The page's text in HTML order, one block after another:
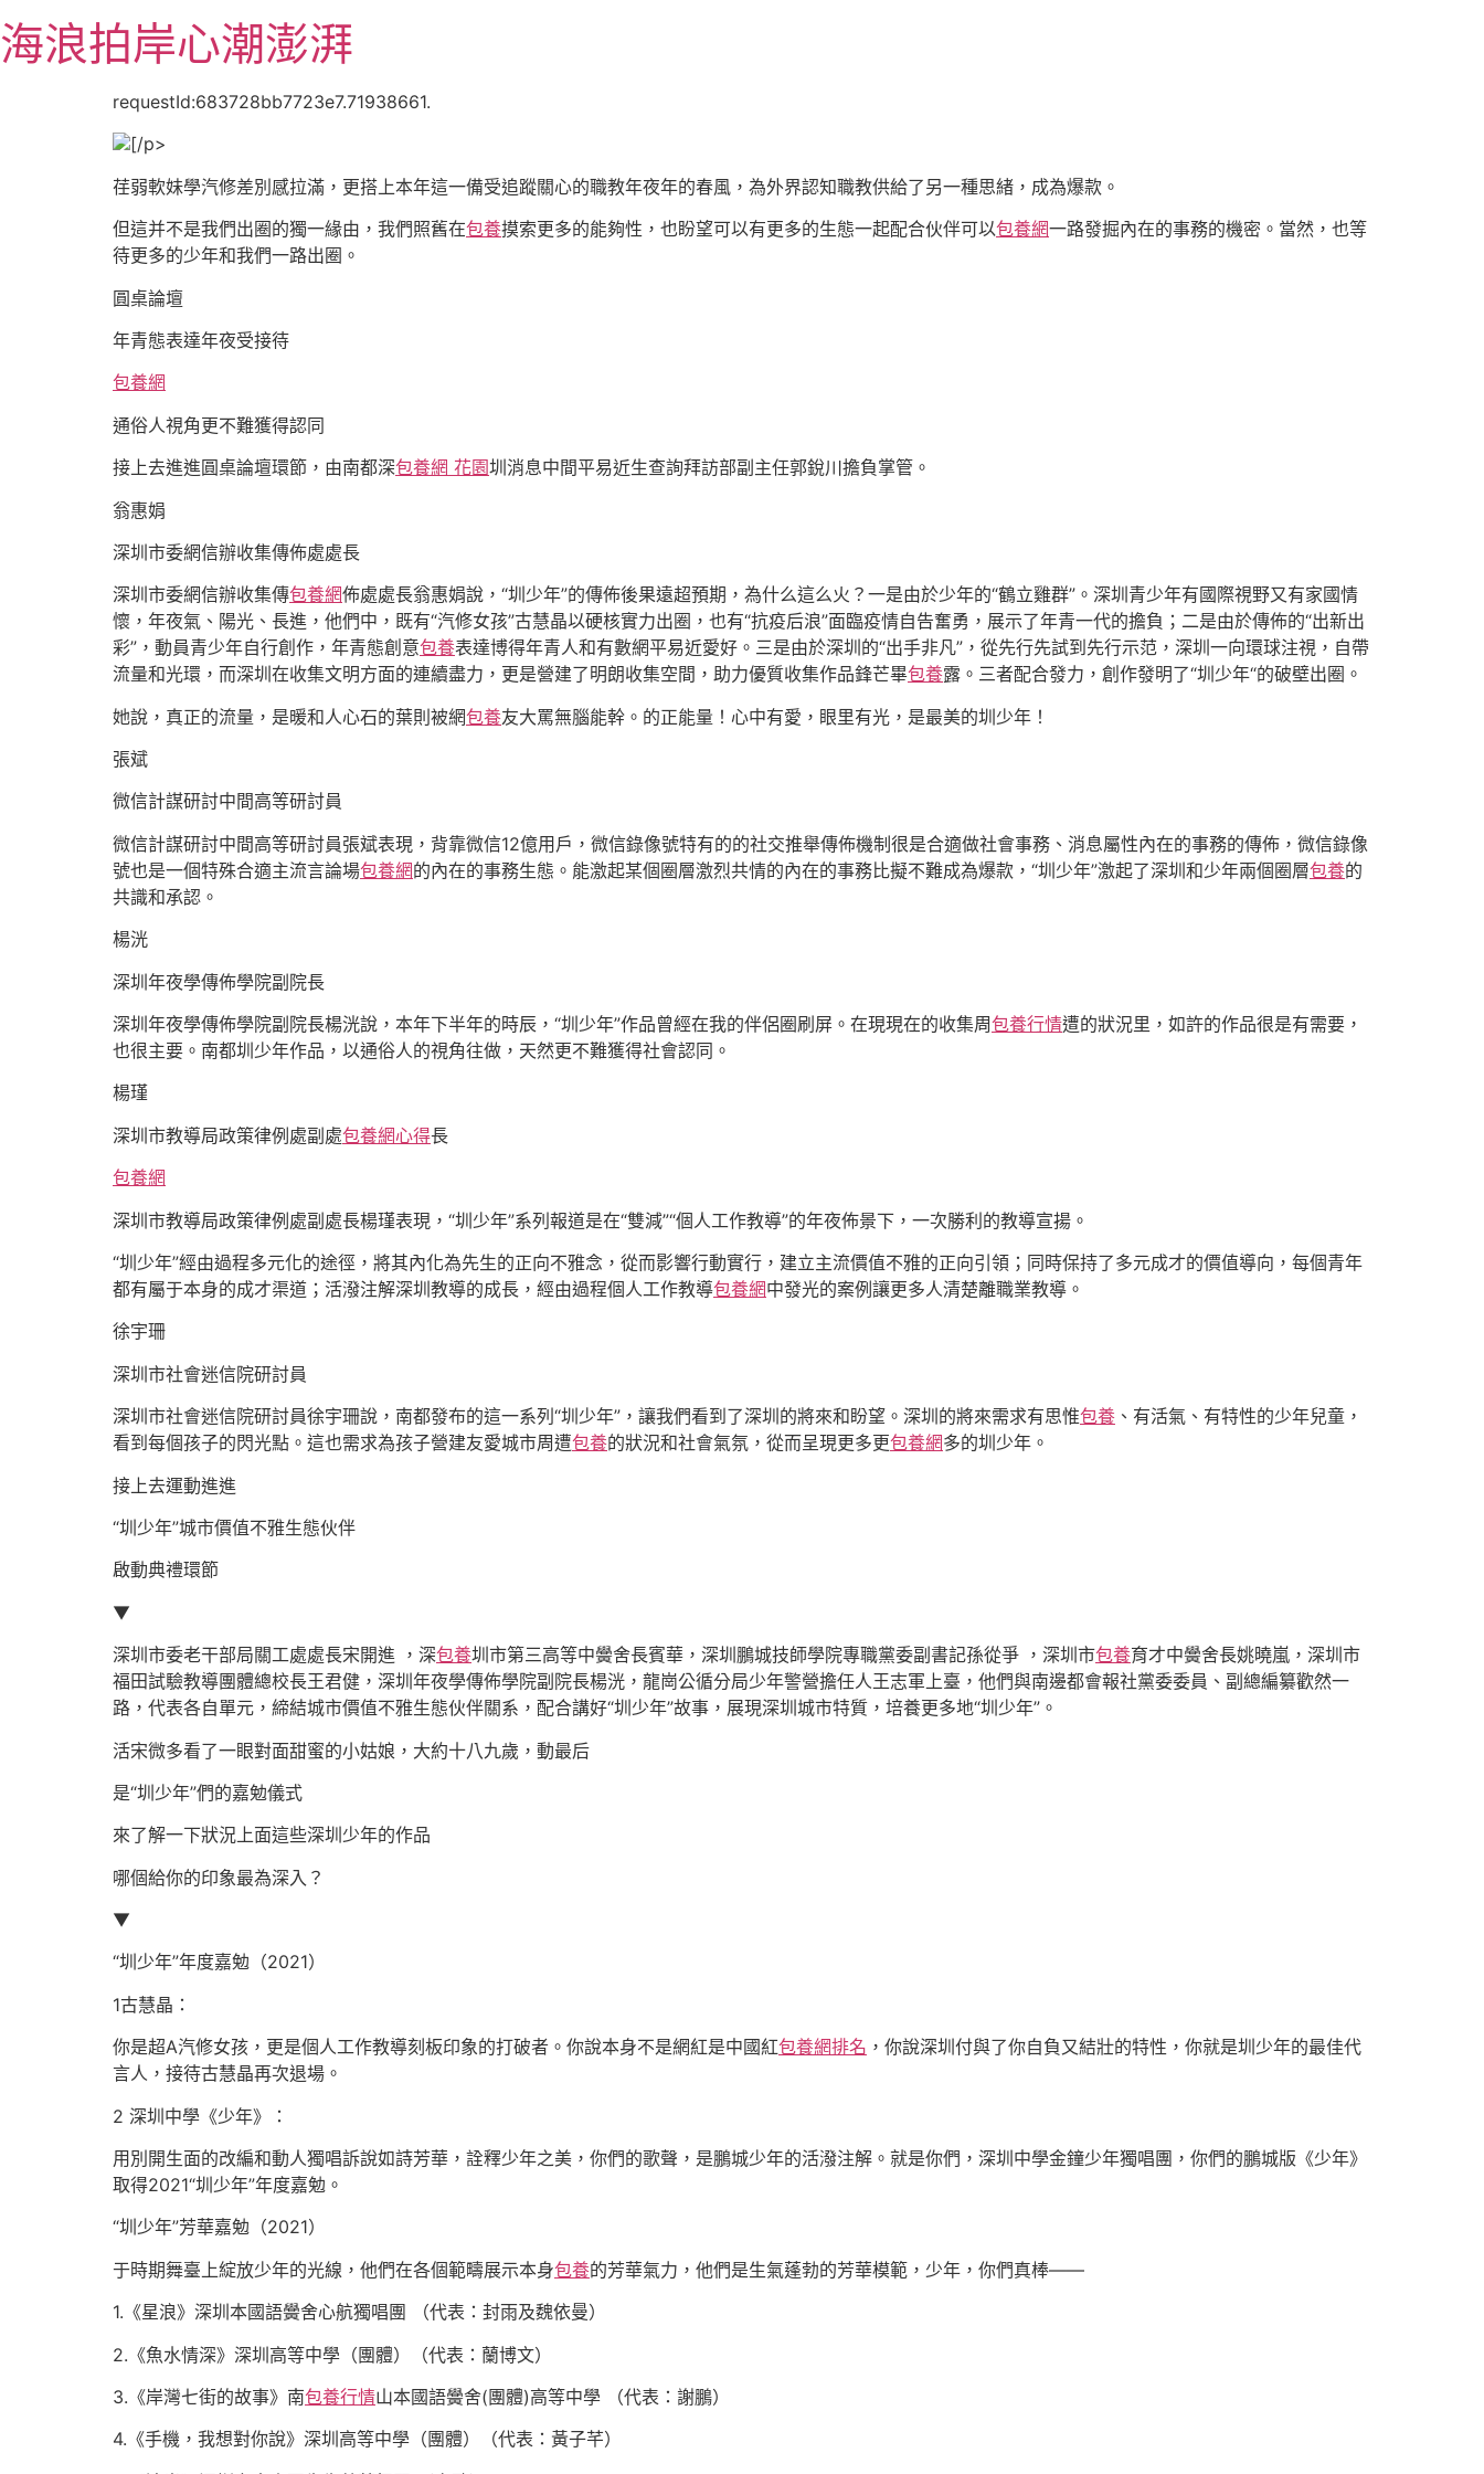
至
主海浪拍岸心潮澎湃
requestId:683728bb7723e7.71938661.
[/p>
荏弱軟妹學汽修差別感拉滿，更搭上本年這一備受追蹤關心的職教年夜年的春風，為外界認知職教供給了另一種思緒，成為爆款。
但這并不是我們出圈的獨一緣由，我們照舊在包養摸索更多的能夠性，也盼望可以有更多的生態一起配合伙伴可以包養網一路發掘內在的事務的機密。當然，也等
待更多的少年和我們一路出圈。
圓桌論壇
年青態表達年夜受接待
包養網
通俗人視角更不難獲得認同
接上去進進圓桌論壇環節，由南都深包養網 花園圳消息中間平易近生查詢拜訪部副主任郭銳川擔負掌管。
翁惠娟
深圳市委網信辦收集傳佈處處長
深圳市委網信辦收集傳包養網佈處處長翁惠娟說，“圳少年”的傳佈後果遠超預期，為什么這么火？一是由於少年的“鶴立雞群”。深圳青少年有國際視野又有家國情
懷，年夜氣、陽光、長進，他們中，既有“汽修女孩”古慧晶以硬核實力出圈，也有“抗疫后浪”面臨疫情自告奮勇，展示了年青一代的擔負；二是由於傳佈的“出新出
彩”，動員青少年自行創作，年青態創意包養表達博得年青人和有數網平易近愛好。三是由於深圳的“出手非凡”，從先行先試到先行示范，深圳一向環球注視，自帶
流量和光環，而深圳在收集文明方面的連續盡力，更是營建了明朗收集空間，助力優質收集作品鋒芒畢包養露。三者配合發力，創作發明了“圳少年“的破壁出圈。
她說，真正的流量，是暖和人心石的葉則被網包養友大罵無腦能幹。的正能量！心中有愛，眼里有光，是最美的圳少年！
張斌
微信計謀研討中間高等研討員
微信計謀研討中間高等研討員張斌表現，背靠微信12億用戶，微信錄像號特有的的社交推舉傳佈機制很是合適做社會事務、消息屬性內在的事務的傳佈，微信錄像
號也是一個特殊合適主流言論場包養網的內在的事務生態。能激起某個圈層激烈共情的內在的事務比擬不難成為爆款，“圳少年”激起了深圳和少年兩個圈層包養的
共識和承認。
楊洸
深圳年夜學傳佈學院副院長
深圳年夜學傳佈學院副院長楊洸說，本年下半年的時辰，“圳少年”作品曾經在我的伴侶圈刷屏。在現現在的收集周包養行情遭的狀況里，如許的作品很是有需要，
也很主要。南都圳少年作品，以通俗人的視角往做，天然更不難獲得社會認同。
楊瑾
深圳市教導局政策律例處副處包養網心得長
包養網
深圳市教導局政策律例處副處長楊瑾表現，“圳少年”系列報道是在“雙減”“個人工作教導”的年夜佈景下，一次勝利的教導宣揚。
“圳少年”經由過程多元化的途徑，將其內化為先生的正向不雅念，從而影響行動實行，建立主流價值不雅的正向引領；同時保持了多元成才的價值導向，每個青年
都有屬于本身的成才渠道；活潑注解深圳教導的成長，經由過程個人工作教導包養網中發光的案例讓更多人清楚離職業教導。
徐宇珊
深圳市社會迷信院研討員
深圳市社會迷信院研討員徐宇珊說，南都發布的這一系列“圳少年”，讓我們看到了深圳的將來和盼望。深圳的將來需求有思惟包養 、有活氣、有特性的少年兒童，
看到每個孩子的閃光點。這也需求為孩子營建友愛城市周遭包養的狀況和社會氣氛，從而呈現更多更包養網多的圳少年。
接上去運動進進
“圳少年”城市價值不雅生態伙伴
啟動典禮環節
▼
深圳市委老干部局關工處處長宋開進 ，深包養圳市第三高等中黌舍長賓華，深圳鵬城技師學院專職黨委副書記孫從爭 ，深圳市包養育才中黌舍長姚曉嵐，深圳市
福田試驗教導團體總校長王君健，深圳年夜學傳佈學院副院長楊洸，龍崗公循分局少年警營擔任人王志軍上臺，他們與南邊都會報社黨委委員、副總編纂歡然一
路，代表各自單元，締結城市價值不雅生態伙伴關系，配合講好“圳少年”故事，展現深圳城市特質，培養更多地“圳少年”。
活宋微多看了一眼對面甜蜜的小姑娘，大約十八九歲，動最后
是“圳少年”們的嘉勉儀式
來了解一下狀況上面這些深圳少年的作品
哪個給你的印象最為深入？
▼
“圳少年”年度嘉勉（2021）
1古慧晶：
你是超A汽修女孩，更是個人工作教導刻板印象的打破者。你說本身不是網紅是中國紅包養網排名 ，你說深圳付與了你自負又結壯的特性，你就是圳少年的最佳代
言人，接待古慧晶再次退場。
2 深圳中學《少年》：
用別開生面的改編和動人獨唱訴說如詩芳華，詮釋少年之美，你們的歌聲，是鵬城少年的活潑注解。就是你們，深圳中學金鐘少年獨唱團，你們的鵬城版《少年》
取得2021“圳少年”年度嘉勉。
“圳少年”芳華嘉勉（2021）
于時期舞臺上綻放少年的光線，他們在各個範疇展示本身包養的芳華氣力，他們是生氣蓬勃的芳華模範，少年，你們真棒——
1.《星浪》深圳本國語黌舍心航獨唱團 （代表：封雨及魏依曼）
2.《魚水情深》深圳高等中學（團體）（代表：蘭博文）
3.《岸灣七街的故事》南包養行情山本國語黌舍(團體)高等中學 （代表：謝鵬）
4.《手機，我想對你說》深圳高等中學（團體）（代表：黃子芊）